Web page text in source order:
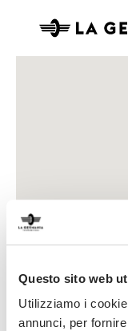
Questo sito web
Utilizziamo i
annunci, per